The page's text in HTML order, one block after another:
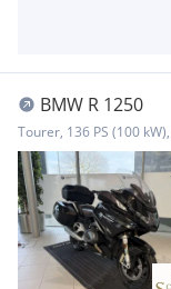
BMW R 1250
Tourer, 136 PS (100